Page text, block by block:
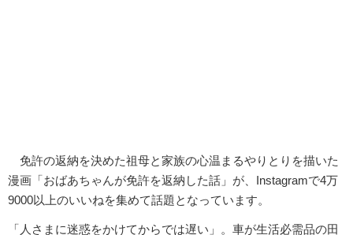
免許の返納を決めた祖母と家族の心温まるやりとりを描いた
漫画「おばあちゃんが免許を返納した話」が、Instagramで4万
9000以上のいいねを集めて話題となっています。
「人さまに迷惑をかけてからでは遅い」。車が生活必需品の田